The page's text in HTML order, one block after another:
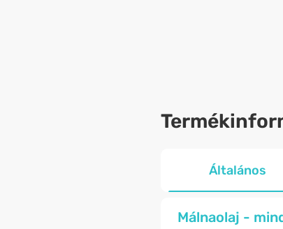
Általános
Málnaolaj -